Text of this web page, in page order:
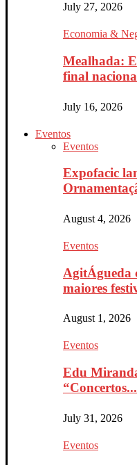
July 27, 2026
Economia &
Mealhada:
final
July 16, 2026
Eventos
Eventos
Expofacic
August 4, 2026
Eventos
AgitÁgueda
maiores
August 1, 2026
Eventos
Edu
“Concertos...
July 31, 2026
Eventos